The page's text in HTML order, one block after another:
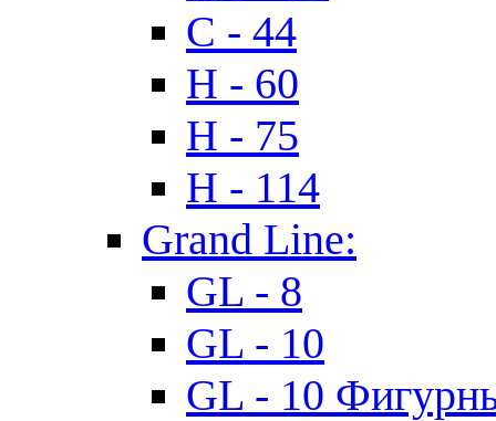
C - 44
H - 60
H - 75
H - 114
Grand Line:
GL - 8
GL - 10
GL - 10